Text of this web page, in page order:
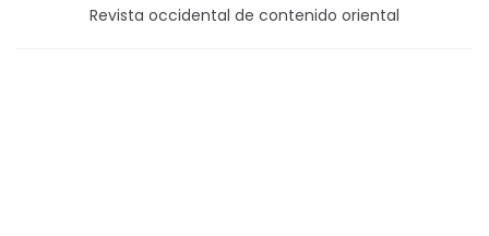
Revista occidental de contenido oriental